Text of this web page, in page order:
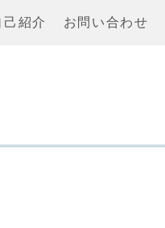
己紹介 お問い合わせ